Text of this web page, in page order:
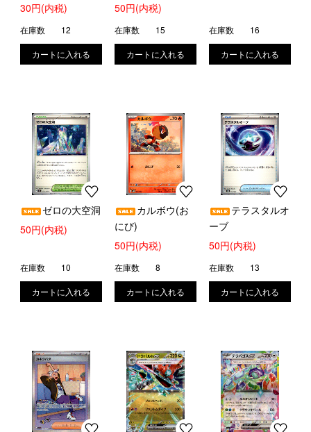
ル)
30円(内税)
在庫数 12
50円(内税)
在庫数 15 在庫数 16
ゼロの大空洞
50円(内税)
在庫数 10
カルボウ(お
にび)
50円(内税)
在庫数 8
テラスタルオ
ーブ
50円(内税)
在庫数 13